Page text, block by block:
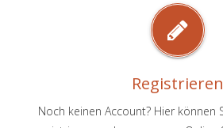
Registrieren
Noch keinen Account? Hier können